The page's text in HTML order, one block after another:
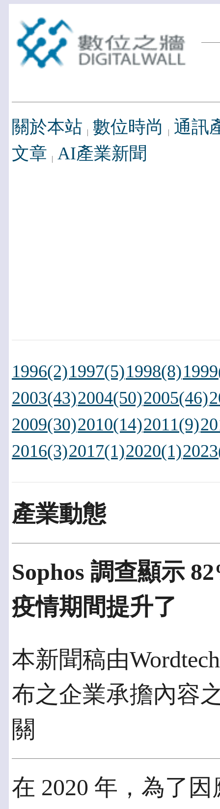
關於本站 數位時尚
通訊
文章 AI產業新聞
1996(2)1997(5)1998(8)
2003(43)2004(50)2005(46)
2009(30)2010(14)2011(9)
2016(3)2017(1)2020(1)
產業動態
Sophos 調查顯示
疫情期間提升了
本新聞稿由
布之企業承擔內容
關
在 2020 年，為了